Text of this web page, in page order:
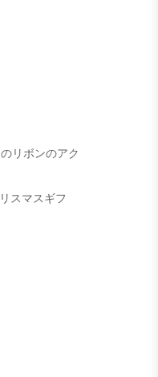
リボンのアク
スマスギフ